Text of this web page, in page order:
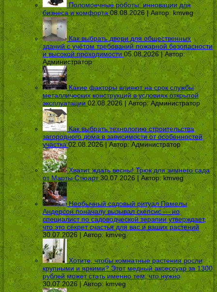
Поломоечные роботы: инновации для
бизнеса и комфорта 08.08.2026 | Автор:kmveg
Как выбрать двери для общественных
зданий с учётом требований пожарной безопасности
и высокой проходимости 05.08.2026 | Автор:
Администратор
Какие факторы влияют на срок службы
металлических конструкций в условиях открытой
эксплуатации 02.08.2026 | Автор:Администратор
Как выбрать технологию строительства
загородного дома в зависимости от особенностей
участка 02.08.2026 | Автор:Администратор
Хватит ждать весны! Трюк для зимнего сада
от Марты Стюарт 30.07.2026 | Автор:kmveg
Необычный садовый ритуал Памелы
Андерсон поначалу вызывал скепсис — но
специалист по садоводческой терапии утверждает,
что это секрет счастья для вас и ваших растений
30.07.2026 | Автор: kmveg
Хотите, чтобы комнатные растения росли
крупными и яркими? Этот медный аксессуар за 1300
рублей может стать именно тем, что нужно
30.07.2026 | Автор: kmveg